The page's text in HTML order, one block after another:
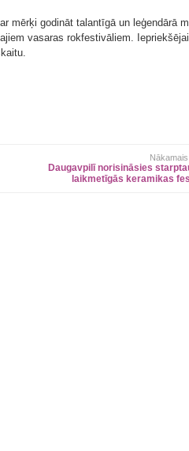
mērķi godināt talantīgā un leģendārā
vasaras rokfestivāliem.
Daugavpilī norisināsies
laikmetīgās keramikas